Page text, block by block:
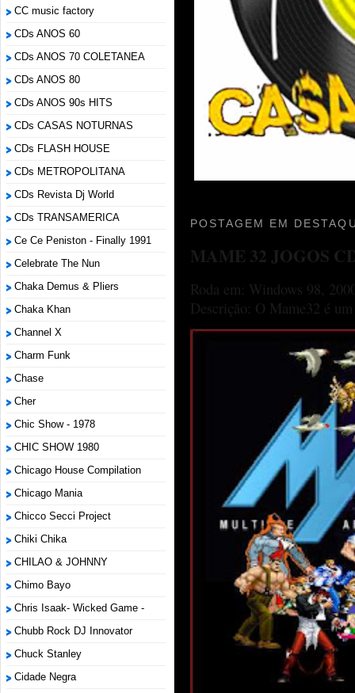
CC music factory
CDs ANOS 60
CDs ANOS 70 COLETANEA
CDs ANOS 80
CDs ANOS 90s HITS
CDs CASAS NOTURNAS
CDs FLASH HOUSE
CDs METROPOLITANA
CDs Revista Dj World
CDs TRANSAMERICA
Ce Ce Peniston - Finally 1991
Celebrate The Nun
Chaka Demus & Pliers
Chaka Khan
Channel X
Charm Funk
Chase
Cher
Chic Show - 1978
CHIC SHOW 1980
Chicago House Compilation
Chicago Mania
Chicco Secci Project
Chiki Chika
CHILAO & JOHNNY
Chimo Bayo
Chris Isaak- Wicked Game -
Chubb Rock DJ Innovator
Chuck Stanley
Cidade Negra
POSTAGEM EM
MAME 32 JOGOS
Roda em: Windows 98,
Descrição: O Mame32 é